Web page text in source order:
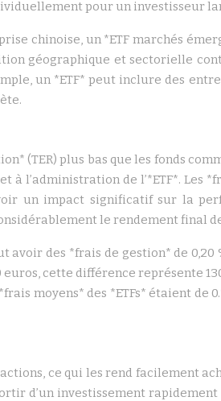
pour un investisseur
chinoise, un *ETF marchés
géographique et sectorielle
un *ETF* peut inclure des
(TER) plus bas que les fonds
à l’administration de l’*ETF*.
un impact significatif sur la
le rendement final
avoir des *frais de gestion* de
euros, cette différence représente
moyens* des *ETFs* étaient de
actions, ce qui les rend
d’un investissement